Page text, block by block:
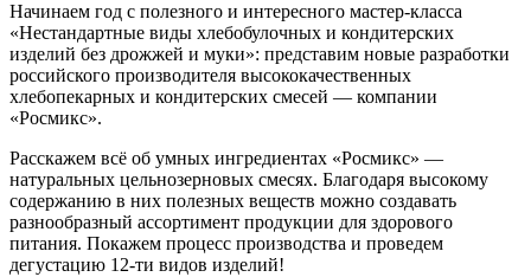
Начинаем год с полезного и интересного мастер-класса
«Нестандартные виды хлебобулочных и кондитерских
изделий без дрожжей и муки»: представим новые разработки
российского производителя высококачественных
хлебопекарных и кондитерских смесей — компании
«Росмикс».
Расскажем всё об умных ингредиентах «Росмикс» —
натуральных цельнозерновых смесях. Благодаря высокому
содержанию в них полезных веществ можно создавать
разнообразный ассортимент продукции для здорового
питания. Покажем процесс производства и проведем
дегустацию 12-ти видов изделий!